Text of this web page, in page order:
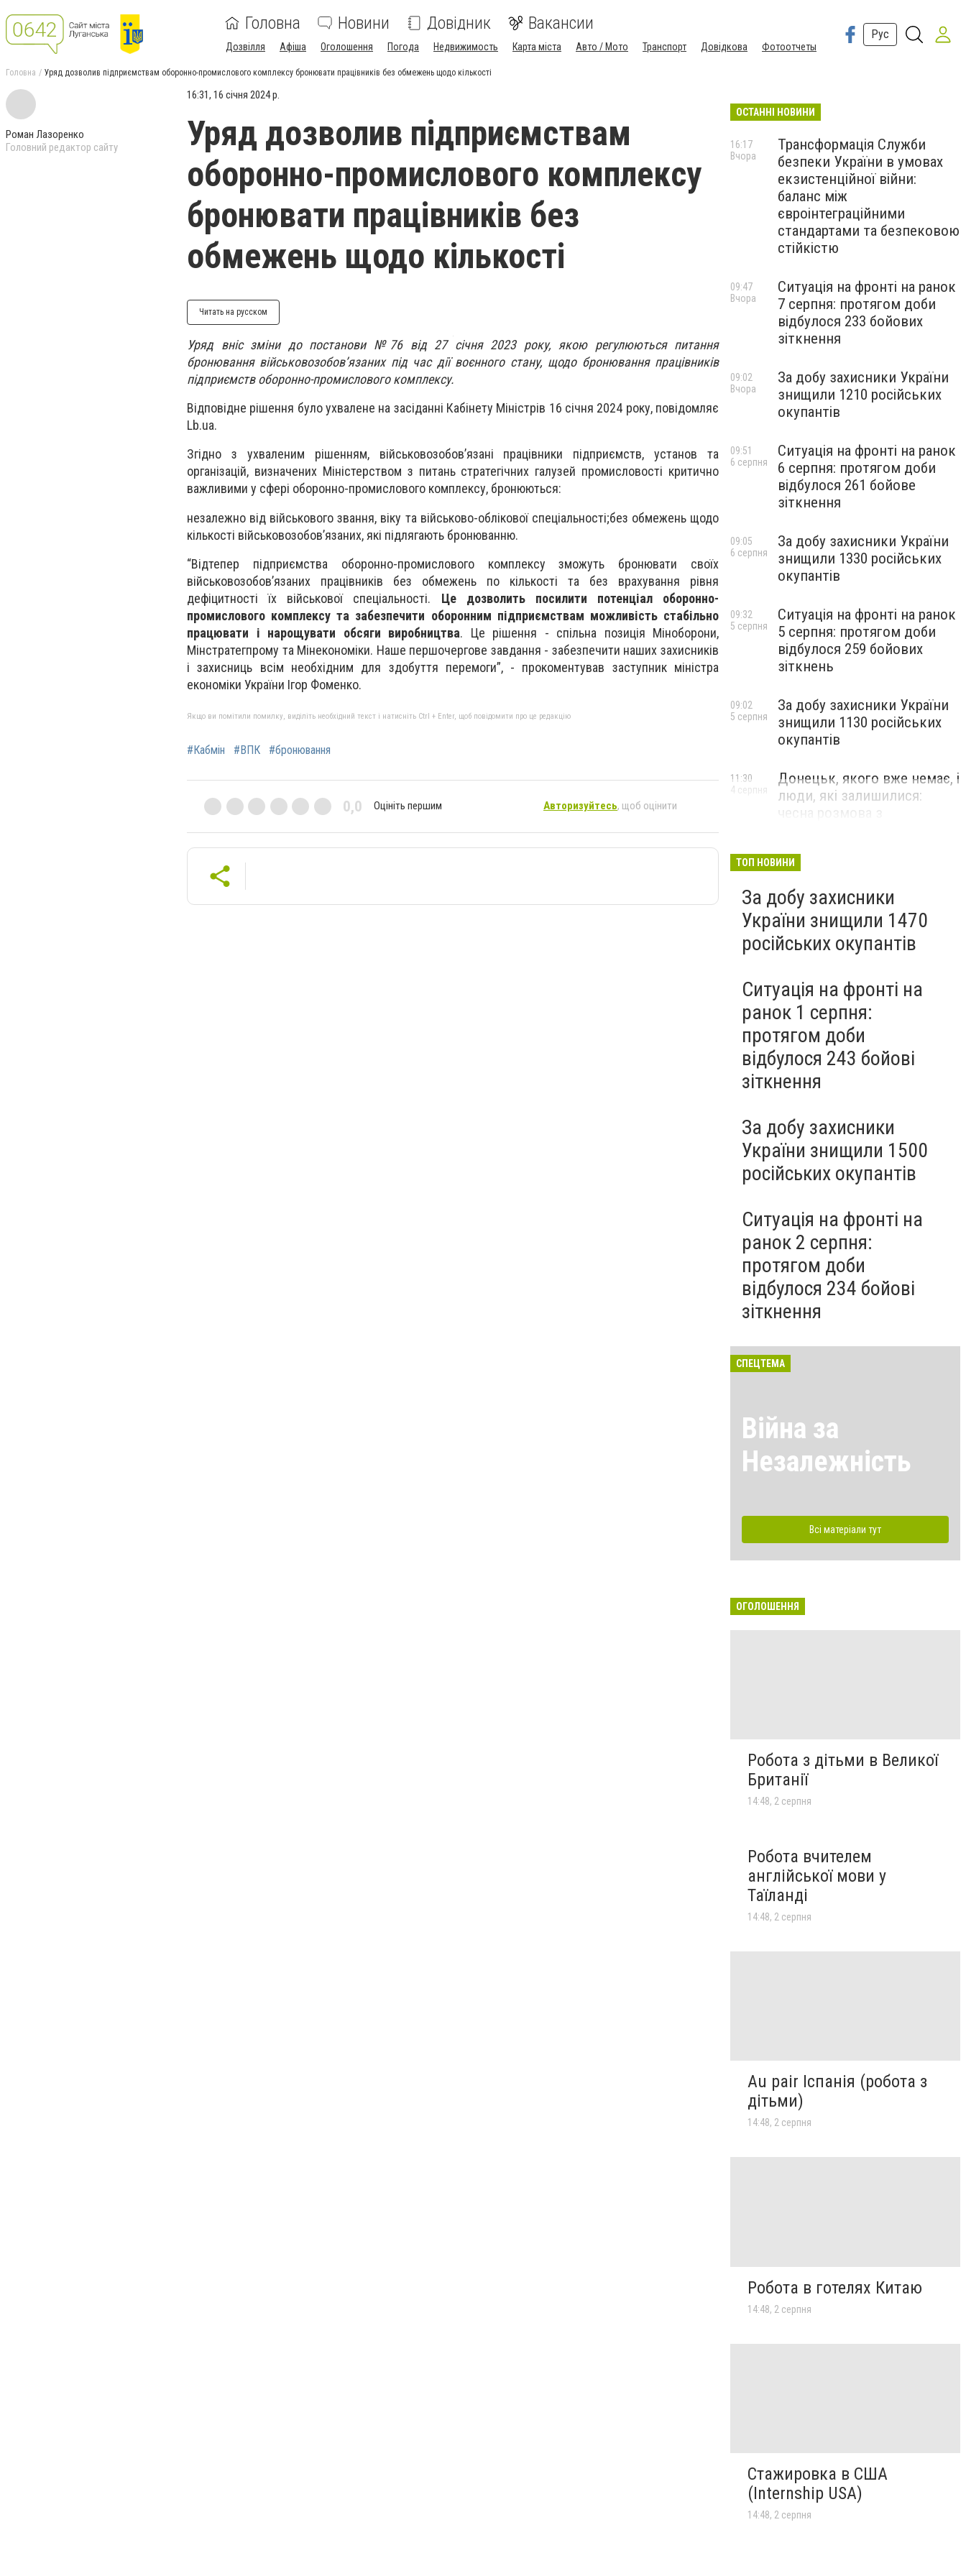
Головна Новини Довідник Вакансии
Дозвілля Афіша Оголошення Погода Недвижимость Карта міста Авто / Мото Транспорт Довідкова Фотоотчеты
Рус
Головна Уряд дозволив підприємствам оборонно-промислового комплексу бронювати працівників без обмежень щодо кількості
Роман Лазоренко
Головний редактор сайту
16:31, 16 січня 2024 р.
Уряд дозволив підприємствам
оборонно-промислового комплексу
бронювати працівників без
обмежень щодо кількості
Читать на русском
Уряд вніс зміни до постанови №76 від 27 січня 2023 року, якою регулюються питання
бронювання військовозобов’язаних під час дії воєнного стану, щодо бронювання працівників
підприємств оборонно-промислового комплексу.
Відповідне рішення було ухвалене на засіданні Кабінету Міністрів 16 січня 2024 року, повідомляє
Lb.ua.
Згідно з ухваленим рішенням, військовозобов’язані працівники підприємств, установ та
організацій, визначених Міністерством з питань стратегічних галузей промисловості критично
важливими у сфері оборонно-промислового комплексу, бронюються:
незалежно від військового звання, віку та військово-облікової спеціальності;без обмежень щодо
кількості військовозобов’язаних, які підлягають бронюванню.
“Відтепер підприємства оборонно-промислового комплексу зможуть бронювати своїх
військовозобов’язаних працівників без обмежень по кількості та без врахування рівня
дефіцитності їх військової спеціальності. Це дозволить посилити потенціал оборонно-
промислового комплексу та забезпечити оборонним підприємствам можливість стабільно
працювати і нарощувати обсяги виробництва. Це рішення - спільна позиція Міноборони,
Мінстратегпрому та Мінекономіки. Наше першочергове завдання - забезпечити наших захисників
і захисниць всім необхідним для здобуття перемоги”, - прокоментував заступник міністра
економіки України Ігор Фоменко.
Якщо ви помітили помилку, виділіть необхідний текст і натисніть Ctrl + Enter, щоб повідомити про це редакцію
#Кабмін #ВПК #бронювання
0,0 Оцініть першим Авторизуйтесь, щоб оцінити
ОСТАННІ НОВИНИ
Трансформація Служби
безпеки України в умовах
екзистенційної війни:
баланс між
євроінтеграційними
стандартами та безпековою
стійкістю
16:17
Вчора
Ситуація на фронті на ранок
7 серпня: протягом доби
відбулося 233 бойових
зіткнення
09:47
Вчора
За добу захисники України
знищили 1210 російських
окупантів
09:02
Вчора
Ситуація на фронті на ранок
6 серпня: протягом доби
відбулося 261 бойове
зіткнення
09:51
6 серпня
За добу захисники України
знищили 1330 російських
окупантів
09:05
6 серпня
Ситуація на фронті на ранок
5 серпня: протягом доби
відбулося 259 бойових
зіткнень
09:32
5 серпня
За добу захисники України
знищили 1130 російських
окупантів
09:02
5 серпня
Донецьк, якого вже немає, і
люди, які залишилися:
11:30
4 серпня
ТОП НОВИНИ
За добу захисники
України знищили 1470
російських окупантів
Ситуація на фронті на
ранок 1 серпня:
протягом доби
відбулося 243 бойові
зіткнення
За добу захисники
України знищили 1500
російських окупантів
Ситуація на фронті на
ранок 2 серпня:
протягом доби
відбулося 234 бойові
зіткнення
СПЕЦТЕМА
Війна за
Незалежність
Всі матеріали тут
ОГОЛОШЕННЯ
Робота з дітьми в Великої
Британії
14:48, 2 серпня
Робота вчителем
англійської мови у
Таїланді
14:48, 2 серпня
Au pair Іспанія (робота з
дітьми)
14:48, 2 серпня
Робота в готелях Китаю
14:48, 2 серпня
Стажировка в США
(Internship USA)
14:48, 2 серпня